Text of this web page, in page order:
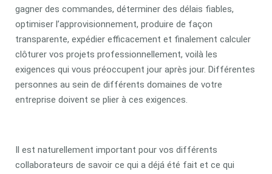
gagner des commandes, déterminer des délais fiables,
optimiser l’approvisionnement, produire de façon
transparente, expédier efficacement et finalement calculer
clôturer vos projets professionnellement, voilà les
exigences qui vous préoccupent jour après jour. Différentes
personnes au sein de différents domaines de votre
entreprise doivent se plier à ces exigences.
Il est naturellement important pour vos différents
collaborateurs de savoir ce qui a déjá été fait et ce qui